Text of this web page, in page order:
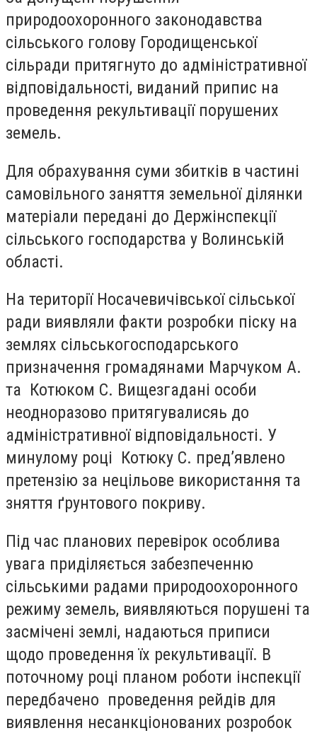
природоохоронного законодавства
сільського голову Городищенської
сільради притягнуто до адміністративної
відповідальності, виданий припис на
проведення рекультивації порушених
земель.
Для обрахування суми збитків в частині
самовільного заняття земельної ділянки
матеріали передані до Держінспекції
сільського господарства у Волинській
області.
На території Носачевичівської сільської
ради виявляли факти розробки піску на
землях сільськогосподарського
призначення громадянами Марчуком А.
та Котюком С. Вищезгадані особи
неодноразово притягувалисяь до
адміністративної відповідальності. У
минулому році Котюку С. пред’явлено
претензію за нецільове використання та
зняття ґрунтового покриву.
Під час планових перевірок особлива
увага приділяється забезпеченню
сільськими радами природоохоронного
режиму земель, виявляються порушені та
засмічені землі, надаються приписи
щодо проведення їх рекультивації. В
поточному році планом роботи інспекції
передбачено проведення рейдів для
виявлення несанкціонованих розробок